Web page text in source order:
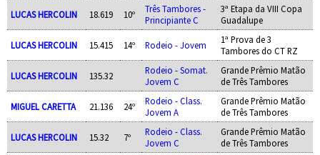
LUCAS HERCOLIN 18.619 10º
Três Tambores -
Principiante C
3ª Etapa da VIII Copa
Guadalupe
LUCAS HERCOLIN 15.415 14º Rodeio - Jovem
1ª Prova de 3
Tambores do CT RZ
LUCAS HERCOLIN 135.32
Rodeio - Somat.
Jovem C
Grande Prêmio Matão
de Três Tambores
MIGUEL CARETTA 21.136 24º
Rodeio - Class.
Jovem A
Grande Prêmio Matão
de Três Tambores
LUCAS HERCOLIN 15.32 7º
Rodeio - Class.
Jovem C
Grande Prêmio Matão
de Três Tambores